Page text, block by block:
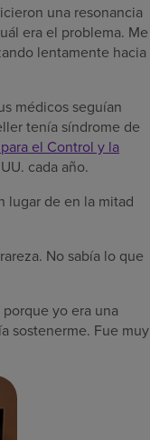
una resonancia
era el problema. Me
lentamente hacia
médicos seguían
tenía síndrome de
el Control y la
cada año.
lugar de en la mitad
No sabía lo que
yo era una
sostenerme. Fue muy